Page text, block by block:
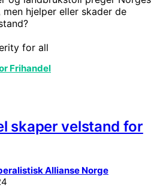
hjelper eller skader de
Frihandel
skaper velstand for
Allianse Norge